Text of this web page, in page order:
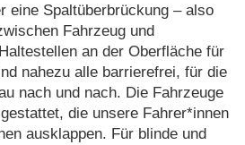
eine Spaltüberbrückung – also
Fahrzeug und
an der Oberfläche für
nahezu alle barrierefrei, für die
nach und nach. Die Fahrzeuge
die unsere Fahrer*innen
ausklappen. Für blinde und